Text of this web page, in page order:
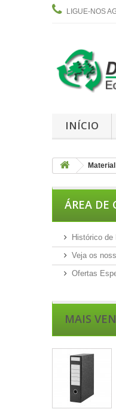
LIGUE-NOS
INÍCIO
ÁREA DE
Histórico de
Veja os
Ofertas
MAIS